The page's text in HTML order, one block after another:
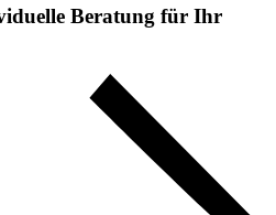
Beratung für Ihr